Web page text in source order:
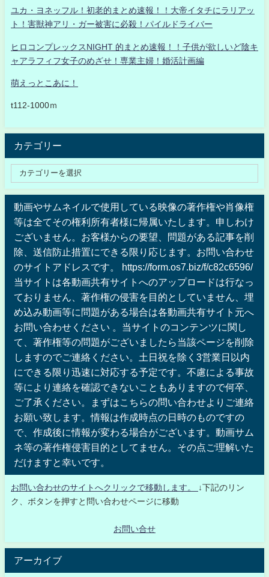
ユカ・ヨネッフル！初老的まとめ速報！！大帝イタチにラリアッ
ト！害獣神アリ・ガー被害に必殺！パイルドライバー
ヒロコンプレックスNIGHT 的まとめ速報！！子供が欲しいど陰キ
ャアラフィフ女子のめざせ！専業主婦！婚活計画編
萌えっとこあに！
t112-1000ｍ
カテゴリー
動画やサムネイルで使用している映像の著作権や肖像権
等は全てその権利所有者様に帰属いたします。申しわけ
ございません。お客様からの要望、問題がある記事を削
除、送信防止措置にできる限り応じます。お問い合わせ
のサイトアドレスです。 https://form.os7.biz/f/c82c6596/
当サイトは各動画共有サイトへのアップロードは行なっ
ておりません、著作権の侵害を目的としていません、埋
め込み動画等に問題がある場合は各動画共有サイト元へ
お問い合わせください 。当サイトのコンテンツに関し
て、著作権等の問題がございましたら当該ページを削除
しますのでご連絡ください。土日祝を除く3営業日以内
にできる限り迅速に対応する予定です。不慮による事故
等により連絡を確認できないこともありますので何卒、
ご了承ください。まずはこちらの問い合わせよりご連絡
お願い致します。情報は作成時点の日時のものですの
で、作成後に情報が変わる場合がございます。動画サム
ネ等の著作権侵害目的としてません。その点ご理解いた
だけますと幸いです。
お問い合わせのサイトへクリックで移動します。
↓下記のリン
ク、ボタンを押すと問い合わせページに移動
お問い合せ
アーカイブ